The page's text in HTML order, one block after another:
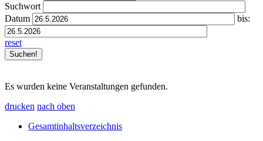
Suchwort
Datum
bis:
reset
Es wurden keine Veranstaltungen gefunden.
drucken nach oben
Gesamtinhaltsverzeichnis